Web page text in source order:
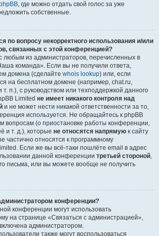
, где можно отдать свой голос за уже
собственные.
по вопросу некорректного использования и/или
связанных с этой конференцией?
любым из администраторов, перечисленных в
команда». Если вы не получили ответа,
домена (сделайте whois lookup) или, если
на бесплатном домене (например, chat.ru,
т. п.), с руководством или техподдержкой данного
Limited не имеет никакого контроля над
и не может нести никакой ответственности за то,
используется. Не обращайтесь к phpBB
вопросам (о приостановке работы конференции,
и т. д.), которые не относятся напрямую к сайту
частично относятся к программному
Если же вы всё-таки пошлёте email в адрес
данной конференции третьей стороной,
письма, или вы можете вообще не получить
конференции?
конференции могут использовать
на странице «Связаться с администрацией»,
администратором.
также могут воспользоваться